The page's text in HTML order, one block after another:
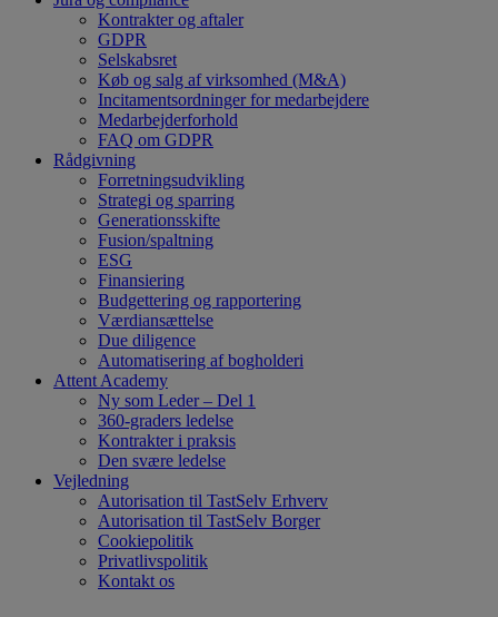
Kontrakter og aftaler
GDPR
Selskabsret
Køb og salg af virksomhed (M&A)
Incitamentsordninger for medarbejdere
Medarbejderforhold
FAQ om GDPR
Rådgivning
Forretningsudvikling
Strategi og sparring
Generationsskifte
Fusion/spaltning
ESG
Finansiering
Budgettering og rapportering
Værdiansættelse
Due diligence
Automatisering af bogholderi
Attent Academy
Ny som Leder – Del 1
360-graders ledelse
Kontrakter i praksis
Den svære ledelse
Vejledning
Autorisation til TastSelv Erhverv
Autorisation til TastSelv Borger
Cookiepolitik
Privatlivspolitik
Kontakt os